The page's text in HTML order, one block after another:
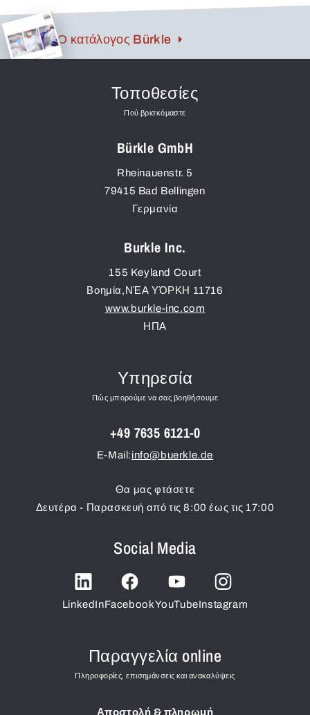
Ο κατάλογος Bürkle
Τοποθεσίες
Πού βρισκόμαστε
Bürkle GmbH
Rheinauenstr. 5
79415 Bad Bellingen
Γερμανία
Burkle Inc.
155 Keyland Court
Βοημία, ΝΈΑ ΥΌΡΚΗ 11716
www.burkle-inc.com
ΗΠΑ
Υπηρεσία
Πώς μπορούμε να σας βοηθήσουμε
+49 7635 6121-0
E-Mail:info@buerkle.de
Θα μας φτάσετε
Δευτέρα - Παρασκευή από τις 8:00 έως τις 17:00
Social Media
LinkedInFacebookYouTubeInstagram
Παραγγελία online
Πληροφορίες, επισημάνσεις και ανακαλύψεις
Αποστολή & πληρωμή